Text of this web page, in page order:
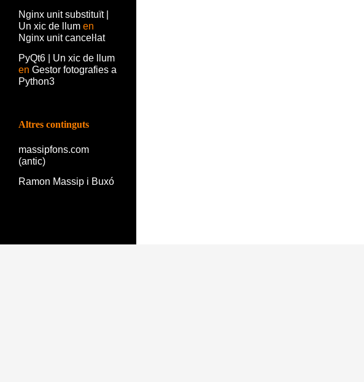
Nginx unit substituït |
Un xic de llum en
Nginx unit canceŀlat
PyQt6 | Un xic de llum
en Gestor fotografies a
Python3
Altres continguts
massipfons.com
(antic)
Ramon Massip i Buxó